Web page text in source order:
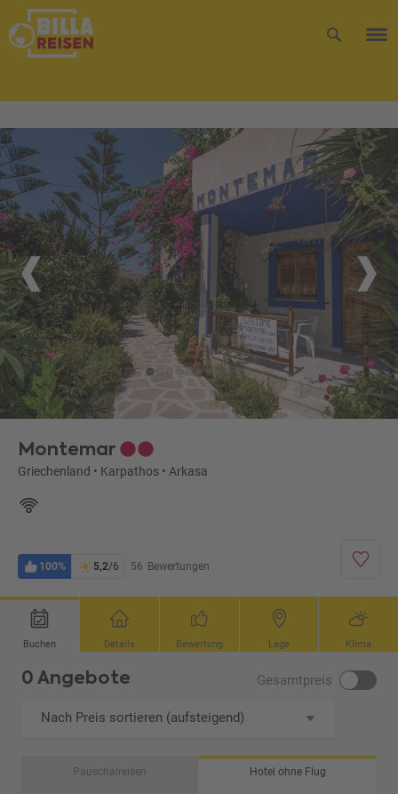
Montemar
Griechenland • Karpathos • Arkasa
100% 5,2/6 56 Bewertungen
Buchen Details Bewertung Lage Klima
0 Angebote Gesamtpreis
Nach Preis sortieren (aufsteigend)
Pauschalreisen Hotel ohne Flug